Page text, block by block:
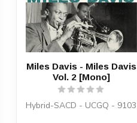
Miles Davis - Miles Davis
Vol. 2 [Mono]
Hybrid-SACD - UCGQ - 9103